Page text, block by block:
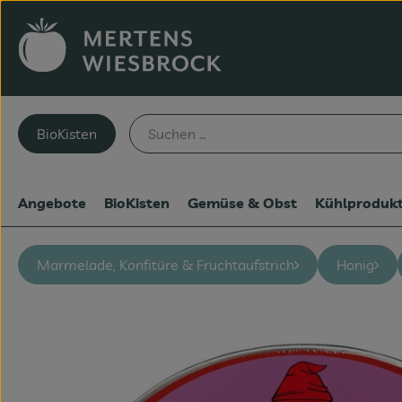
BioKisten
Angebote BioKisten Gemüse & Obst
Marmelade, Konfitüre & Fruchtaufstrich Honig